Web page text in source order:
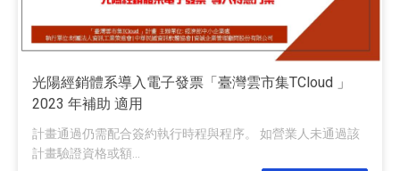
光陽經銷體系導入電子發票「臺灣雲市集TCloud 」
2023 年補助 適用
計畫通過仍需配合簽約執行時程與程序。 如營業人未通過該
計畫驗證資格或額...